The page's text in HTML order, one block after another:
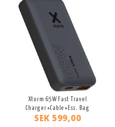
Xtorm 65W Fast Travel
Charger+Cable+Ess. Bag
SEK 599,00